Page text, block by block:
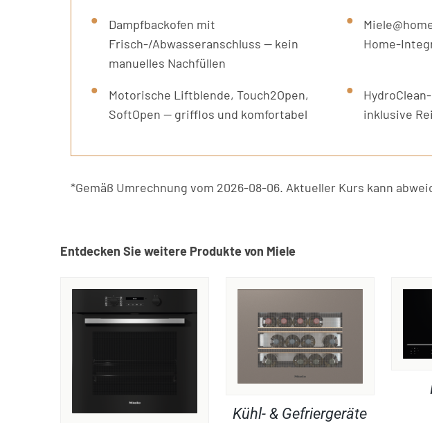
Dampfbackofen mit
Frisch-/Abwasseranschluss — kein
manuelles Nachfüllen
Home-
Motorische Liftblende, Touch2Open,
SoftOpen — grifflos und komfortabel
inklusive
*Gemäß Umrechnung vom 2026-08-06. Aktueller Kurs kann
Entdecken Sie weitere Produkte von Miele
Kühl- & Gefriergeräte